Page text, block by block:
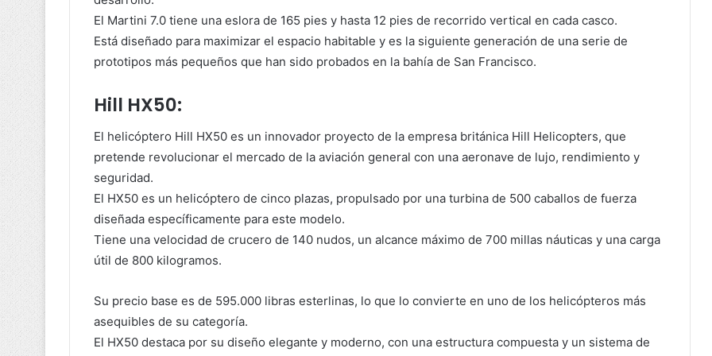
El Martini 7.0 tiene una eslora de 165 pies y hasta 12 pies de recorrido vertical en cada casco.
Está diseñado para maximizar el espacio habitable y es la siguiente generación de una serie de
prototipos más pequeños que han sido probados en la bahía de San Francisco.
Hill HX50:
El helicóptero Hill HX50 es un innovador proyecto de la empresa británica Hill Helicopters, que
pretende revolucionar el mercado de la aviación general con una aeronave de lujo, rendimiento y
seguridad.
El HX50 es un helicóptero de cinco plazas, propulsado por una turbina de 500 caballos de fuerza
diseñada específicamente para este modelo.
Tiene una velocidad de crucero de 140 nudos, un alcance máximo de 700 millas náuticas y una carga
útil de 800 kilogramos.
Su precio base es de 595.000 libras esterlinas, lo que lo convierte en uno de los helicópteros más
asequibles de su categoría.
El HX50 destaca por su diseño elegante y moderno, con una estructura compuesta y un sistema de